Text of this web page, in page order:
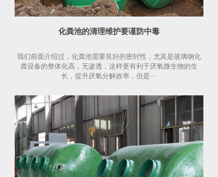
化粪池的清理维护要谨防中毒
我们前面介绍过，化粪池需要良好的密封性，尤其是玻璃钢化
粪设备的整体化高，无渗透，这样更有利于厌氧微生物的生
长，提升厌氧分解效率，但是···